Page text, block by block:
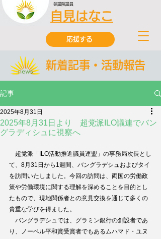
自見はなこ
参議院議員
応援する
新着記事・活動報告
記事
2025年8月31日より 超党派ILO議連でバン
グラディシュに視察へ
2025年8月31日
超党派「ILO活動推進議員連盟」の事務局次長とし
て、8月31日から1週間、バングラデシュおよびタイ
を訪問いたしました。今回の訪問は、両国の労働政
策や労働環境に関する理解を深めることを目的とし
たもので、現地関係者との意見交換を通じて多くの
貴重な学びを得ました。
バングラデシュでは、グラミン銀行の創設者であ
り、ノーベル平和賞受賞者でもあるムハマド・ユヌ